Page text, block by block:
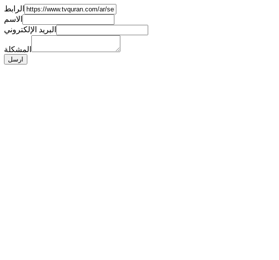
الرابط
الاسم
البريد الإلكتروني
المشكلة
ارسل